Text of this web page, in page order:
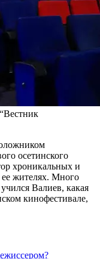
осетинского
хроникальных и
жителях. Много
Валиев, какая
кинофестивале,